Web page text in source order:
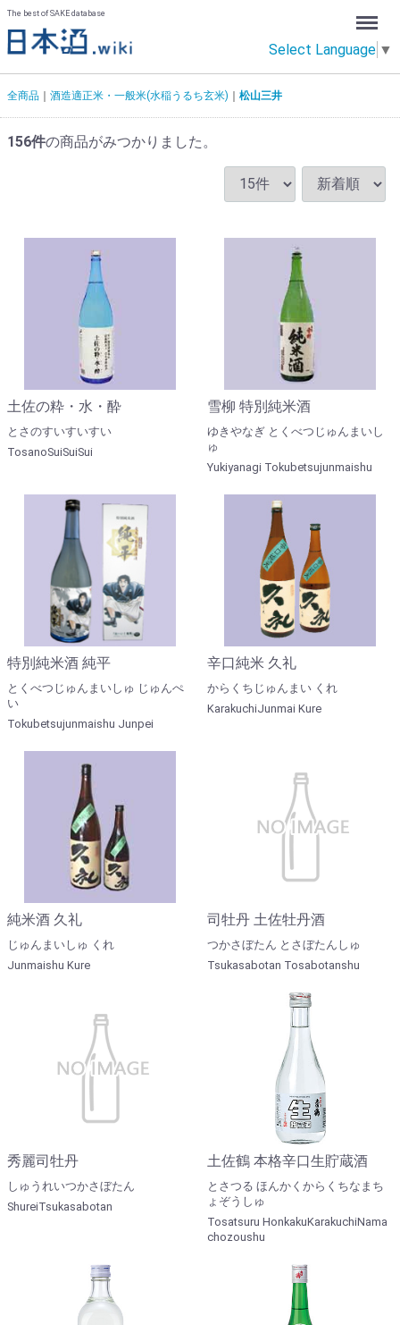
The best of SAKE database
Select Language ▼
Menu
全商品 酒造適正米・一般米(水稲うるち玄米) 松山三井
156件の商品がみつかりました。
土佐の粋・水・酔
とさのすいすいすい
TosanoSuiSuiSui
雪柳 特別純米酒
ゆきやなぎ とくべつじゅんまいし
ゅ
Yukiyanagi Tokubetsujunmaishu
特別純米酒 純平
とくべつじゅんまいしゅ じゅんぺ
い
Tokubetsujunmaishu Junpei
辛口純米 久礼
からくちじゅんまい くれ
KarakuchiJunmai Kure
純米酒 久礼
じゅんまいしゅ くれ
Junmaishu Kure
司牡丹 土佐牡丹酒
つかさぼたん とさぼたんしゅ
Tsukasabotan Tosabotanshu
秀麗司牡丹
しゅうれいつかさぼたん
ShureiTsukasabotan
土佐鶴 本格辛口生貯蔵酒
とさつる ほんかくからくちなまち
ょぞうしゅ
Tosatsuru HonkakuKarakuchiNama
chozoushu